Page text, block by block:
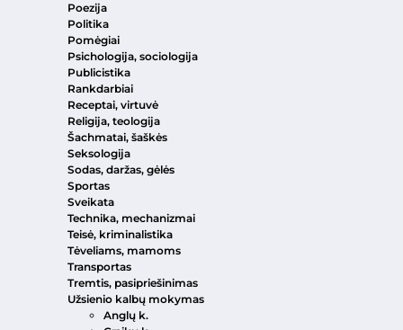
Poezija
Politika
Pomėgiai
Psichologija, sociologija
Publicistika
Rankdarbiai
Receptai, virtuvė
Religija, teologija
Šachmatai, šaškės
Seksologija
Sodas, daržas, gėlės
Sportas
Sveikata
Technika, mechanizmai
Teisė, kriminalistika
Tėveliams, mamoms
Transportas
Tremtis, pasipriešinimas
Užsienio kalbų mokymas
Anglų k.